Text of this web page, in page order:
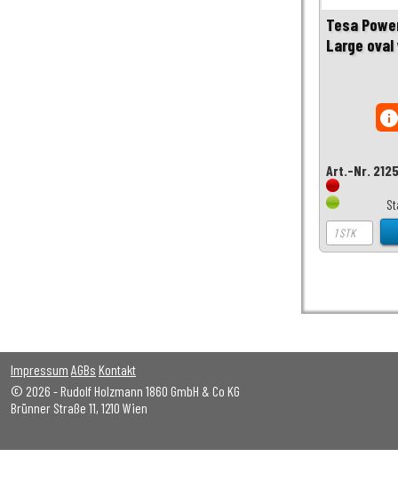
Tesa
Large
Art.-Nr.
Impressum AGBs Kontakt
© 2026 - Rudolf Holzmann 1860 GmbH & Co KG
Brünner Straße 11, 1210 Wien